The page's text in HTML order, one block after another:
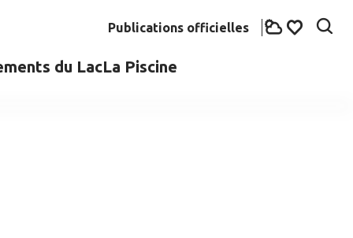
Publications officielles
du LacLa Piscine